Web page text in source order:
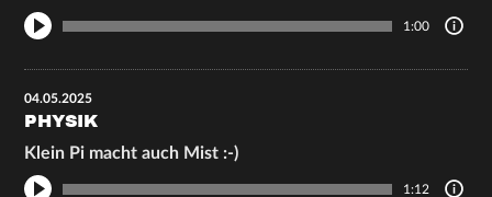
1:00
04.05.2025
PHYSIK
Klein Pi macht auch Mist :-)
1:12